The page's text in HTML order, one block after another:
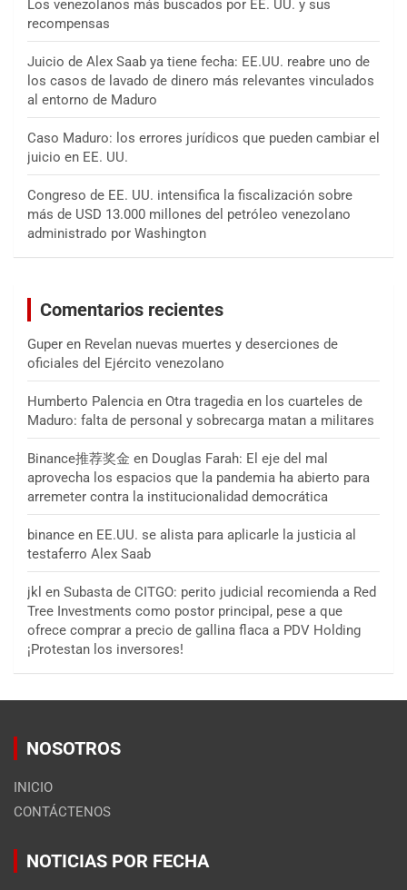
Los venezolanos más buscados por EE. UU. y sus
recompensas
Juicio de Alex Saab ya tiene fecha: EE.UU. reabre uno de
los casos de lavado de dinero más relevantes vinculados
al entorno de Maduro
Caso Maduro: los errores jurídicos que pueden cambiar el
juicio en EE. UU.
Congreso de EE. UU. intensifica la fiscalización sobre
más de USD 13.000 millones del petróleo venezolano
administrado por Washington
Comentarios recientes
Guper en Revelan nuevas muertes y deserciones de
oficiales del Ejército venezolano
Humberto Palencia en Otra tragedia en los cuarteles de
Maduro: falta de personal y sobrecarga matan a militares
Binance推荐奖金 en Douglas Farah: El eje del mal
aprovecha los espacios que la pandemia ha abierto para
arremeter contra la institucionalidad democrática
binance en EE.UU. se alista para aplicarle la justicia al
testaferro Alex Saab
jkl en Subasta de CITGO: perito judicial recomienda a Red
Tree Investments como postor principal, pese a que
ofrece comprar a precio de gallina flaca a PDV Holding
¡Protestan los inversores!
NOSOTROS
INICIO
CONTÁCTENOS
NOTICIAS POR FECHA